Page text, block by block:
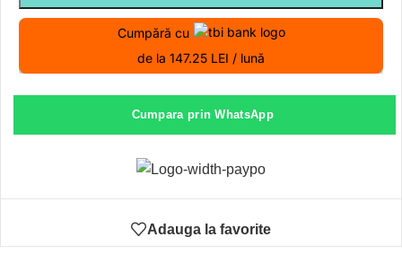
Cumpără cu
de la 147.25 LEI / lună
Cumpara prin WhatsApp
Adauga la favorite